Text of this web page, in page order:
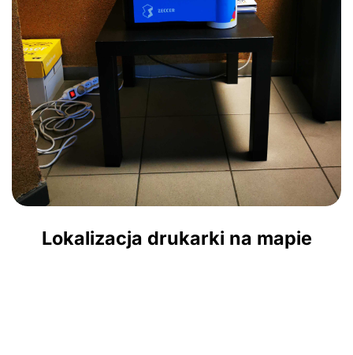
Lokalizacja drukarki na mapie